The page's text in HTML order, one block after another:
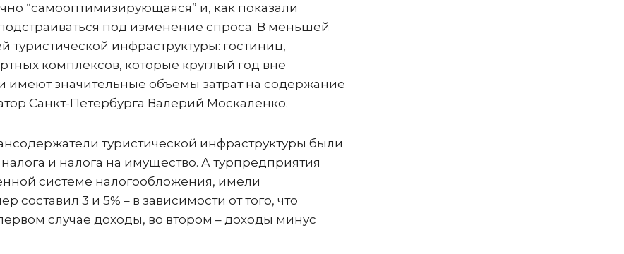
“самооптимизирующаяся” и, как показали
под изменение спроса. В меньшей
туристической инфраструктуры: гостиниц,
комплексов, которые круглый год вне
имеют значительные объемы затрат на содержание
Санкт-Петербурга Валерий Москаленко.
туристической инфраструктуры были
и налога на имущество. А турпредприятия
системе налогообложения, имели
3 и 5% – в зависимости от того, что
случае доходы, во втором – доходы минус